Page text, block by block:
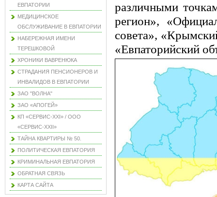
ЕВПАТОРИИ
МЕДИЦИНСКОЕ
ОБСЛУЖИВАНИЕ В ЕВПАТОРИИ
НАБЕРЕЖНАЯ ИМЕНИ
ТЕРЕШКОВОЙ
ХРОНИКИ ВАВРЕНЮКА
СТРАДАНИЯ ПЕНСИОНЕРОВ И
ИНВАЛИДОВ В ЕВПАТОРИИ
ЗАО "ВОЛНА"
ЗАО «АПОГЕЙ»
КП «СЕРВИС-XXI» / ООО
«СЕРВИС-XXII»
ТАЙНА КВАРТИРЫ № 50.
ПОЛИТИЧЕСКАЯ ЕВПАТОРИЯ
КРИМИНАЛЬНАЯ ЕВПАТОРИЯ
ОБРАТНАЯ СВЯЗЬ
КАРТА САЙТА
различными
регион»,
совета»,
«Евпаторийский